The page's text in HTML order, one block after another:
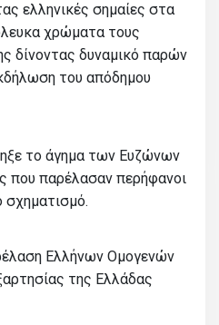
ελληνικές σημαίες στα
χρώματα τους
δίνοντας δυναμικό παρών
του απόδημου
το άγημα των Ευζώνων
που παρέλασαν περήφανοι
σχηματισμό.
Ελλήνων Ομογενών
της Ελλάδας